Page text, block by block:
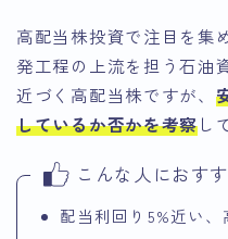
高配当株投資で注目を集
発工程の上流を担う石油
近づく高配当株ですが、
しているか否かを考察し
こんな人におす
配当利回り5%近い